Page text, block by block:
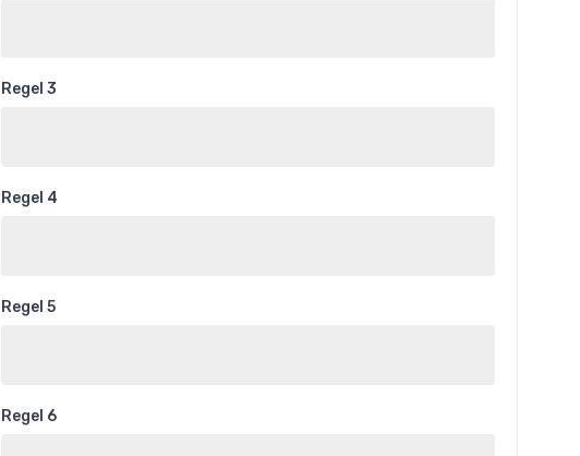
Regel 3
Regel 4
Regel 5
Regel 6